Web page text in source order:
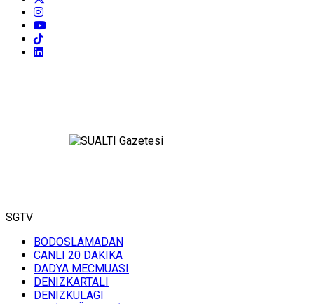
SGTV
BODOSLAMADAN
CANLI 20 DAKIKA
DADYA MECMUASI
DENIZKARTALI
DENIZKULAGI